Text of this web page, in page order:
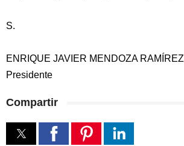
S.
ENRIQUE JAVIER MENDOZA RAMÍREZ
Presidente
Compartir